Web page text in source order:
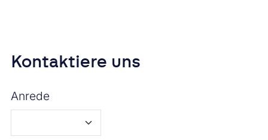
Kontaktiere uns
Anrede